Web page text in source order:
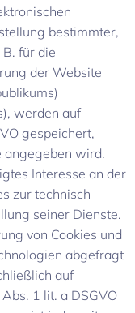
bestimmter,
für die
der Website
werden auf
gespeichert,
angegeben wird.
Interesse an der
zur technisch
seiner Dienste.
von Cookies und
abgefragt
auf
1 lit. a DSGVO